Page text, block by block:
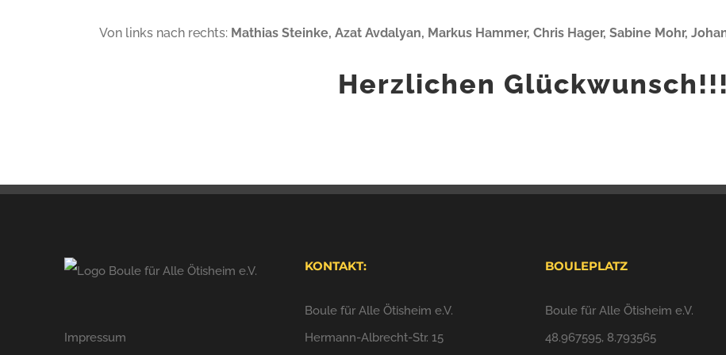
Von links nach rechts: Mathias Steinke, Azat Avdalyan, Markus Hammer, Chris Hager, Sabine Mohr,
Herzlichen Glückwunsch!!!
Impressum
KONTAKT:
Boule für Alle Ötisheim e.V.
Hermann-Albrecht-Str. 15
BOULEPLATZ
Boule für Alle Ötisheim e.V.
48.967595, 8.793565